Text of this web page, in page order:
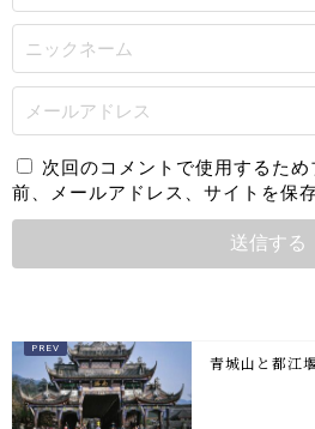
次回のコメントで使用するた
前、メールアドレス、サイトを保存
青城山と都江